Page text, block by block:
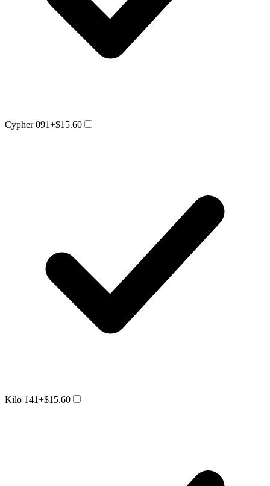
Cypher 091+$15.60
Kilo 141+$15.60